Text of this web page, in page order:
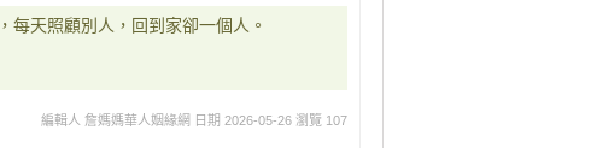
每天照顧別人，回到家卻一個人。
編輯人 詹媽媽華人姻緣網 日期 2026-05-26 瀏覽 107